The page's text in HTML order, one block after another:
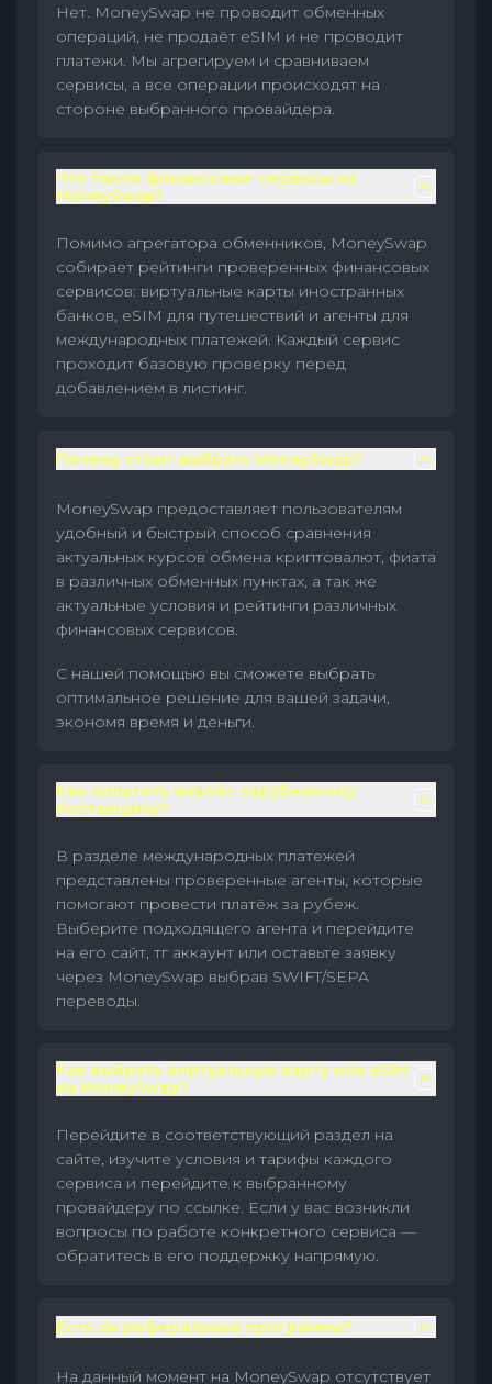
Нет. MoneySwap не проводит обменных
операций, не продаёт eSIM и не проводит
платежи. Мы агрегируем и сравниваем
сервисы, а все операции происходят на
стороне выбранного провайдера.
Что такое финансовые сервисы на
MoneySwap?
Помимо агрегатора обменников, MoneySwap
собирает рейтинги проверенных финансовых
сервисов: виртуальные карты иностранных
банков, eSIM для путешествий и агенты для
международных платежей. Каждый сервис
проходит базовую проверку перед
добавлением в листинг.
Почему стоит выбрать MoneySwap?
MoneySwap предоставляет пользователям
удобный и быстрый способ сравнения
актуальных курсов обмена криптовалют, фиата
в различных обменных пунктах, а так же
актуальные условия и рейтинги различных
финансовых сервисов.
С нашей помощью вы сможете выбрать
оптимальное решение для вашей задачи,
экономя время и деньги.
Как оплатить инвойс зарубежному
поставщику?
В разделе международных платежей
представлены проверенные агенты, которые
помогают провести платёж за рубеж.
Выберите подходящего агента и перейдите
на его сайт, тг аккаунт или оставьте заявку
через MoneySwap выбрав SWIFT/SEPA
переводы.
Как выбрать виртуальную карту или eSIM
на MoneySwap?
Перейдите в соответствующий раздел на
сайте, изучите условия и тарифы каждого
сервиса и перейдите к выбранному
провайдеру по ссылке. Если у вас возникли
вопросы по работе конкретного сервиса —
обратитесь в его поддержку напрямую.
Есть ли реферальные программы?
На данный момент на MoneySwap отсутствует